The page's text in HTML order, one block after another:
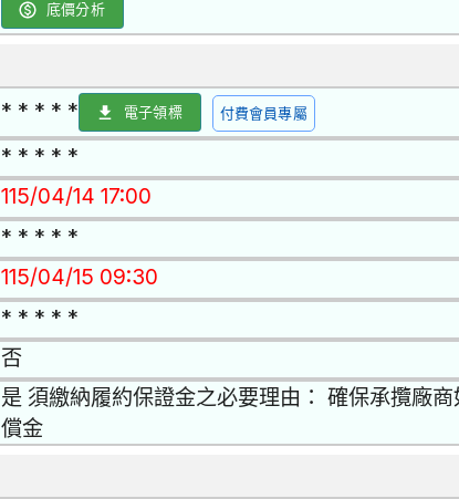
底價分析
* * * * * 電子領標 付費會員專屬
* * * * *
115/04/14 17:00
* * * * *
115/04/15 09:30
* * * * *
否
是 須繳納履約保證金之必要理由： 確保承攬廠
償金